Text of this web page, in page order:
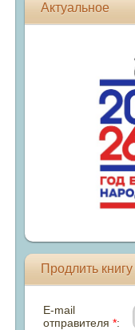
Актуальное
Продлить книгу
E-mail
отправителя*: